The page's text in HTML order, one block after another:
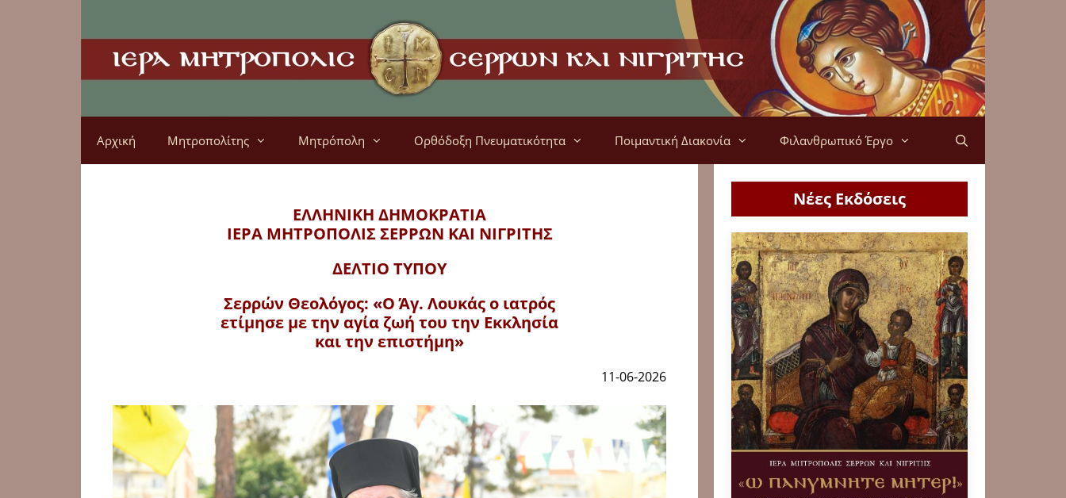
Αρχική Μητροπολίτης Μητρόπολη Ορθόδοξη Πνευματικότητα Ποιμαντική Διακονία Φιλανθρωπικό Έργο
ΕΛΛΗΝΙΚΗ ΔΗΜΟΚΡΑΤΙΑ
ΙΕΡΑ ΜΗΤΡΟΠΟΛΙΣΣΕΡΡΩΝ ΚΑΙ ΝΙΓΡΙΤΗΣ
ΔΕΛΤΙΟ ΤΥΠΟΥ
Σερρών Θεολόγος: «Ο Άγ. Λουκάς ο ιατρός
ετίμησε με την αγία ζωή του την Εκκλησία
και την επιστήμη»
11-06-2026
Νέες Εκδόσεις